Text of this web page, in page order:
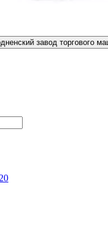
завод торгового